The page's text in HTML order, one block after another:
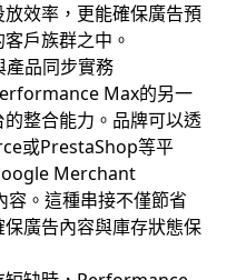
效率，更能確保廣告預
戶族群之中。
產品同步實務
Max的另一
整合能力。品牌可以透
或PrestaShop等平
Merchant
。這種串接不僅節省
廣告內容與庫存狀態保